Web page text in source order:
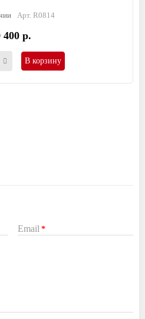
Арт. R0814
400 р.
В корзину
Email *